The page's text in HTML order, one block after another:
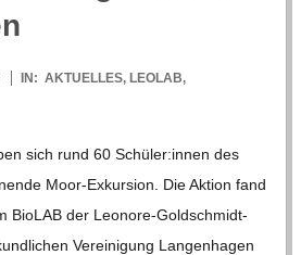
IN: AKTUELLES, LEOLAB,
sich rund 60 Schüler:innen des
Moor-Exkur­­sion. Die Aktion fand
Bio­LAB der Leo­­nore-Gol­d­­schmidt-
Ver­ei­ni­gung Lan­gen­ha­gen